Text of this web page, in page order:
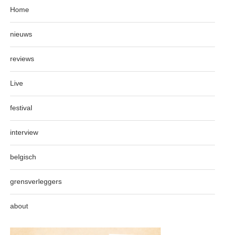
Home
nieuws
reviews
Live
festival
interview
belgisch
grensverleggers
about